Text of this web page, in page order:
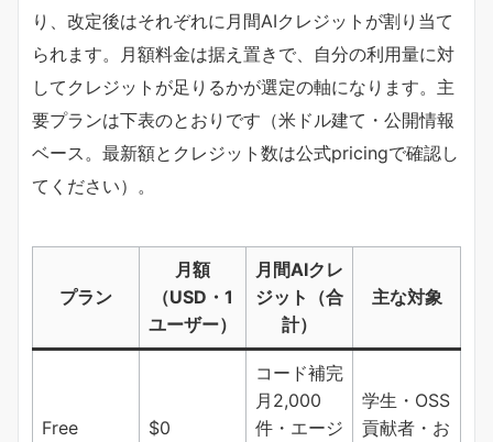
り、改定後はそれぞれに月間AIクレジットが割り当て
られます。月額料金は据え置きで、自分の利用量に対
してクレジットが足りるかが選定の軸になります。主
要プランは下表のとおりです（米ドル建て・公開情報
ベース。最新額とクレジット数は公式pricingで確認し
てください）。
プラン
月額
（USD・1
ユーザー）
月間AIクレ
ジット（合
計）
主な対象
Free $0
コード補完
月2,000
件・エージ
学生・OSS
貢献者・お